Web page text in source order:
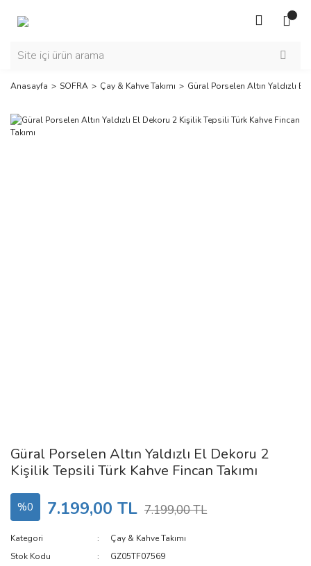
Anasayfa SOFRA Çay & Kahve Takımı Güral Porselen Altın Yaldızlı El
Güral Porselen Altın Yaldızlı El Dekoru 2
Kişilik Tepsili Türk Kahve Fincan Takımı
%0 7.199,00 TL 7.199,00 TL
Kategori
Çay & Kahve Takımı
Stok Kodu
GZ05TF07569